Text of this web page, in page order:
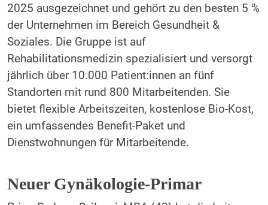
2025 ausgezeichnet und gehört zu den besten 5 %
der Unternehmen im Bereich Gesundheit &
Soziales. Die Gruppe ist auf
Rehabilitationsmedizin spezialisiert und versorgt
jährlich über 10.000 Patient:innen an fünf
Standorten mit rund 800 Mitarbeitenden. Sie
bietet flexible Arbeitszeiten, kostenlose Bio-Kost,
ein umfassendes Benefit-Paket und
Dienstwohnungen für Mitarbeitende.
Neuer Gynäkologie-Primar